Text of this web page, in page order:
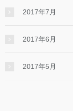
2017年7月
2017年6月
2017年5月